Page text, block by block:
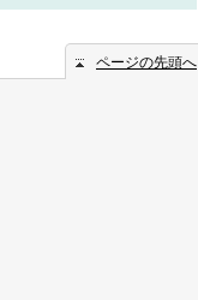
ページの先頭へ